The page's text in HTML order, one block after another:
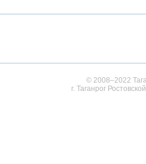
© 2008–2022
г. Таганрог